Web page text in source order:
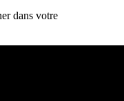
dans votre